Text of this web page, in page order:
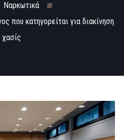
Ναρκωτικά
που κατηγορείται για διακίνηση
χασίς